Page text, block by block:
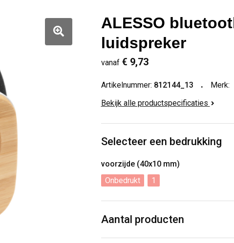
ALESSO
luidspreker
vanaf € 9,73
Artikelnummer: 812144_13
Merk:
Bekijk alle productspecificaties
Selecteer een bedrukking
voorzijde (40x10 mm)
Onbedrukt
1
Aantal producten